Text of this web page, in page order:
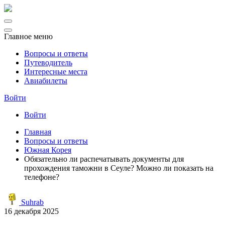
Главное меню
Вопросы и ответы
Путеводитель
Интересные места
Авиабилеты
Войти
Войти
Главная
Вопросы и ответы
Южная Корея
Обязательно ли распечатывать документы для
прохождения таможни в Сеуле? Можно ли показать на
телефоне?
Suhrab
16 декабря 2025